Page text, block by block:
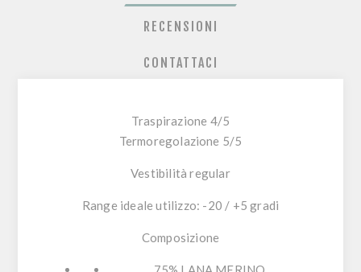
RECENSIONI
CONTATTACI
Traspirazione 4/5
Termoregolazione 5/5
Vestibilità regular
Range ideale utilizzo: -20 / +5 gradi
Composizione